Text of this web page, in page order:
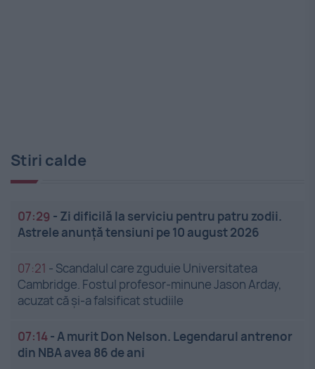
Stiri calde
07:29 - Zi dificilă la serviciu pentru patru zodii.
Astrele anunță tensiuni pe 10 august 2026
07:21 - Scandalul care zguduie Universitatea
Cambridge. Fostul profesor-minune Jason Arday,
acuzat că și-a falsificat studiile
07:14-A murit Don Nelson. Legendarul antrenor
din NBA avea 86 de ani